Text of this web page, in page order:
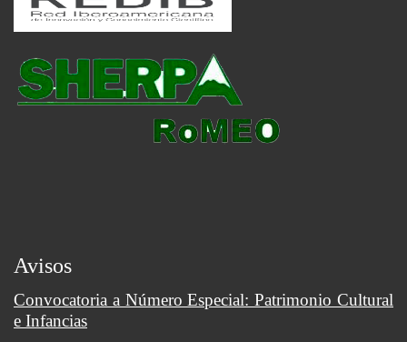
Avisos
Convocatoria a Número Especial: Patrimonio Cultural
e Infancias